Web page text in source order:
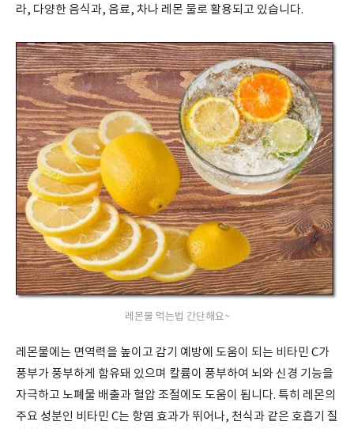
라, 다양한 음식과, 음료, 차나 레몬 물로 활용되고 있습니다.
레몬물 먹는법 간단해요~
레몬물에는 면역력을 높이고 감기 예방에 도움이 되는 비타민 C가
풍부가 풍부하게 함유돼 있으며 칼륨이 풍부하여 뇌와 신경 기능을
자극하고 노폐물 배출과 혈압 조절에도 도움이 됩니다. 특히 레몬의
주요 성분인 비타민 C는 항염 효과가 뛰어나, 천식과 같은 호흡기 질